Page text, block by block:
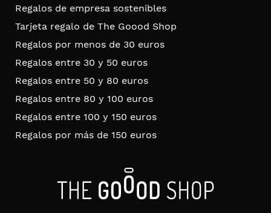
Regalos de empresa sostenibles
Tarjeta regalo de The Goood Shop
Regalos por menos de 30 euros
Regalos entre 30 y 50 euros
Regalos entre 50 y 80 euros
Regalos entre 80 y 100 euros
Regalos entre 100 y 150 euros
Regalos por más de 150 euros